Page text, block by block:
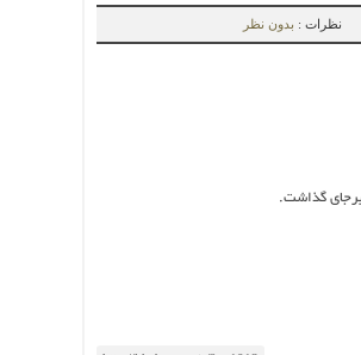
نظرات : بدون نظر